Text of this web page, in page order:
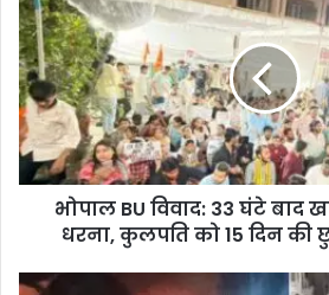
BU
विवाद:
33
घंटे
बाद
खत्म
हुआ
ABVP
को
भोपाल BU विवाद: 33 घंटे बाद
धरना, कुलपति को 15 दिन की
शादी